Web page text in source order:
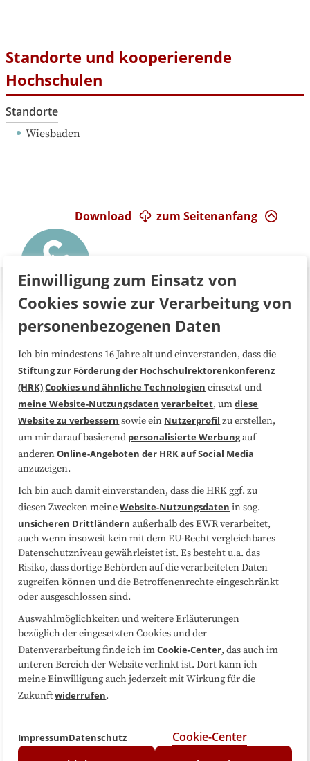
Standorte und kooperierende
Hochschulen
Standorte
Wiesbaden
zum Seitenanfang
Download
Über uns FAQ
Medienarbeit Kooperationen
Datenschutzerklärung Impressum
Sitemap
Folgen Sie uns
Einwilligung zum Einsatz von
Cookies sowie zur Verarbeitung von
personenbezogenen Daten
Ich bin mindestens 16 Jahre alt und einverstanden, dass die
Stiftung zur Förderung der Hochschulrektorenkonferenz
(HRK)Cookies und ähnliche Technologien einsetzt und
meine Website-Nutzungsdaten verarbeitet, umdiese
Website zu verbessern sowie ein Nutzerprofil zu erstellen,
um mir darauf basierend personalisierte Werbungauf
anderenOnline-Angeboten der HRK auf Social Media
anzuzeigen.
Ich bin auch damit einverstanden, dass die HRK ggf. zu
diesen Zwecken meineWebsite-Nutzungsdaten in sog.
unsicheren Drittländern außerhalb des EWR verarbeitet,
auch wenn insoweit kein mit dem EU-Recht vergleichbares
Datenschutzniveau gewährleistet ist. Es besteht u.a. das
Risiko, dass dortige Behörden auf die verarbeiteten Daten
zugreifen können und die Betroffenenrechte eingeschränkt
oder ausgeschlossen sind.
Auswahlmöglichkeiten und weitere Erläuterungen
bezüglich der eingesetzten Cookies und der
Datenverarbeitung finde ich imCookie-Center, das auch im
unteren Bereich der Website verlinkt ist. Dort kann ich
meine Einwilligung auch jederzeit mit Wirkung für die
Zukunftwiderrufen.
ImpressumDatenschutz Cookie-Center